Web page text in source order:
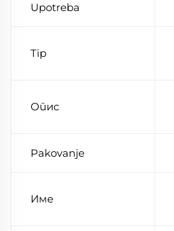
Upotreba
Tip
Опис
Pakovanje
Име